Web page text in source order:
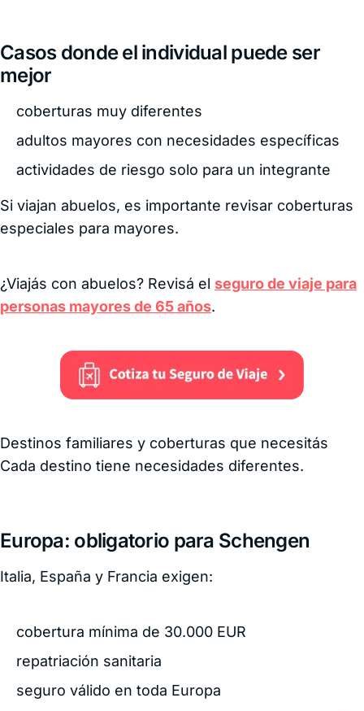
Casos donde el individual puede ser
mejor
coberturas muy diferentes
adultos mayores con necesidades específicas
actividades de riesgo solo para un integrante
Si viajan abuelos, es importante revisar coberturas
especiales para mayores.
¿Viajás con abuelos? Revisá el seguro de viaje para
personas mayores de 65 años.
Destinos familiares y coberturas que necesitás
Cada destino tiene necesidades diferentes.
Europa: obligatorio para Schengen
Italia, España y Francia exigen:
cobertura mínima de 30.000 EUR
repatriación sanitaria
seguro válido en toda Europa